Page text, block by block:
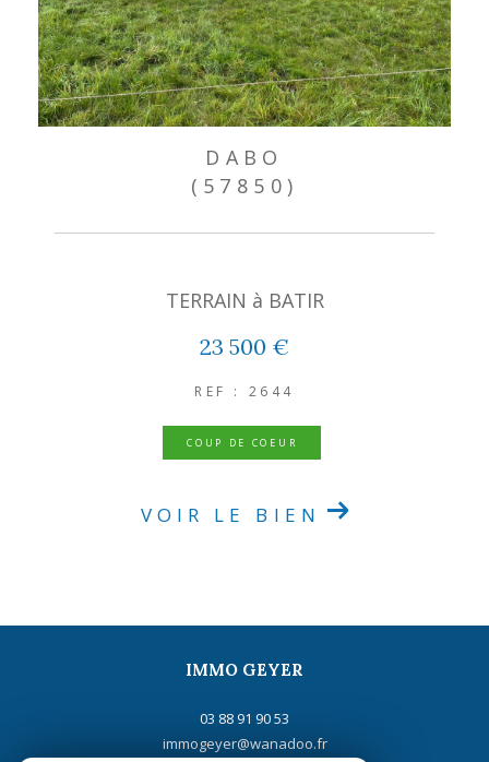
DABO
(57850)
TERRAIN à BATIR
23 500 €
REF : 2644
COUP DE COEUR
VOIR LE BIEN
IMMO GEYER
03 88 91 90 53
immogeyer@wanadoo.fr